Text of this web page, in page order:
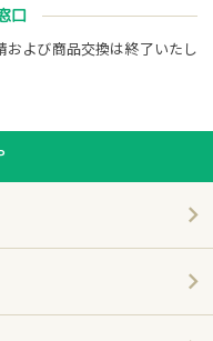
口
および商品交換は終了いたし
グサイト「エコdeギフ